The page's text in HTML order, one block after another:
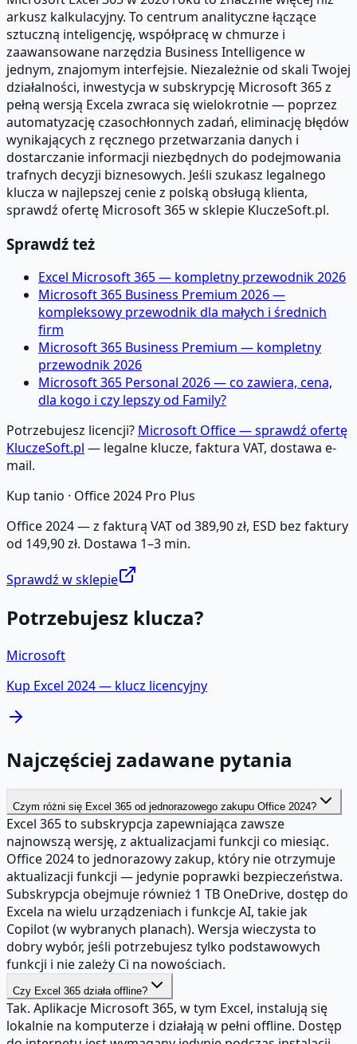
arkusz kalkulacyjny. To centrum analityczne łączące
sztuczną inteligencję, współpracę w chmurze i
zaawansowane narzędzia Business Intelligence w
jednym, znajomym interfejsie. Niezależnie od skali Twojej
działalności, inwestycja w subskrypcję Microsoft 365 z
pełną wersją Excela zwraca się wielokrotnie — poprzez
automatyzację czasochłonnych zadań, eliminację błędów
wynikających z ręcznego przetwarzania danych i
dostarczanie informacji niezbędnych do podejmowania
trafnych decyzji biznesowych. Jeśli szukasz legalnego
klucza w najlepszej cenie z polską obsługą klienta,
sprawdź ofertę Microsoft 365 w sklepie KluczeSoft.pl.
Sprawdź też
Excel Microsoft 365 — kompletny przewodnik 2026
Microsoft 365 Business Premium 2026 —
kompleksowy przewodnik dla małych i średnich
firm
Microsoft 365 Business Premium — kompletny
przewodnik 2026
Microsoft 365 Personal 2026 — co zawiera, cena,
dla kogo i czy lepszy od Family?
Potrzebujesz licencji? Microsoft Office — sprawdź ofertę
KluczeSoft.pl — legalne klucze, faktura VAT, dostawa e-
mail.
Kup tanio · Office 2024 Pro Plus
Office 2024 — z fakturą VAT od 389,90 zł, ESD bez faktury
od 149,90 zł. Dostawa 1–3 min.
Sprawdź w sklepie
Potrzebujesz klucza?
Microsoft
Kup Excel 2024— klucz licencyjny
Najczęściej zadawane pytania
Czym różni się Excel 365 od jednorazowego zakupu Office 2024?
Excel 365 to subskrypcja zapewniająca zawsze
najnowszą wersję, z aktualizacjami funkcji co miesiąc.
Office 2024 to jednorazowy zakup, który nie otrzymuje
aktualizacji funkcji — jedynie poprawki bezpieczeństwa.
Subskrypcja obejmuje również 1 TB OneDrive, dostęp do
Excela na wielu urządzeniach i funkcje AI, takie jak
Copilot (w wybranych planach). Wersja wieczysta to
dobry wybór, jeśli potrzebujesz tylko podstawowych
funkcji i nie zależy Ci na nowościach.
Czy Excel 365 działa offline?
Tak. Aplikacje Microsoft 365, w tym Excel, instalują się
lokalnie na komputerze i działają w pełni offline. Dostęp